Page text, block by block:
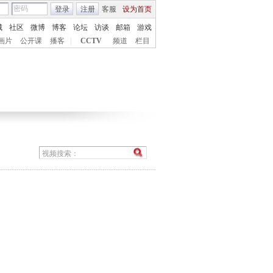
客服 设为首页
登录 注册
社区 微博 博客 论坛 访谈 邮箱
游戏
片 公开课 播客 CCTV 频道 栏目